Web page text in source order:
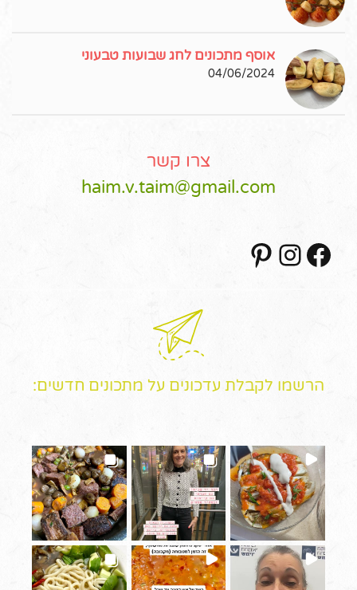
אוסף מתכונים לחג שבועות טבעוני
04/06/2024
צרו קשר
haim.v.taim@gmail.com
Facebook
Instagram
הרשמו לקבלת עדכונים על מתכונים חדשים: